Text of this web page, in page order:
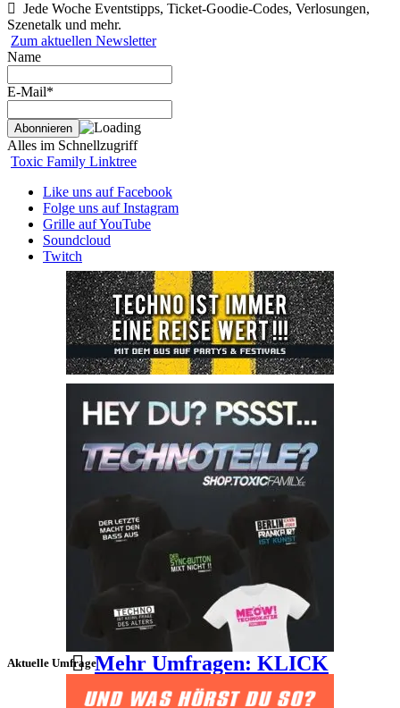
Jede Woche Eventstipps, Ticket-Goodie-Codes, Verlosungen,
Szenetalk und mehr.
Zum aktuellen Newsletter
Name
E-Mail*
Alles im Schnellzugriff
Toxic Family Linktree
Like uns auf Facebook
Folge uns auf Instagram
Grille auf YouTube
Soundcloud
Twitch
Aktuelle UmfrageMehr Umfragen: KLICK